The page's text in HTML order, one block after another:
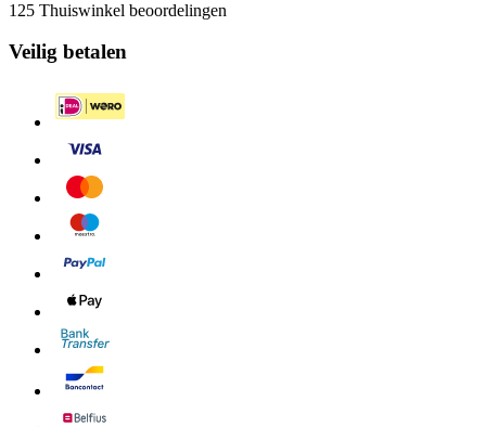
125 Thuiswinkel beoordelingen
Veilig betalen